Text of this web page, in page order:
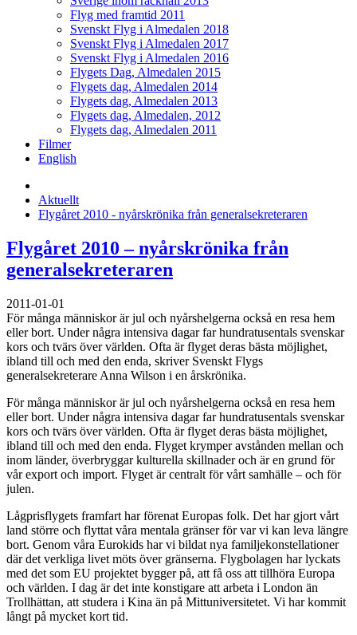
Flyg med framtid 2011
Svenskt Flyg i Almedalen 2018
Svenskt Flyg i Almedalen 2017
Svenskt Flyg i Almedalen 2016
Flygets Dag, Almedalen 2015
Flygets dag, Almedalen 2014
Flygets dag, Almedalen 2013
Flygets dag, Almedalen, 2012
Flygets dag, Almedalen 2011
Filmer
English
Aktuellt
Flygåret 2010 - nyårskrönika från generalsekreteraren
Flygåret 2010 – nyårskrönika från
generalsekreteraren
2011-01-01
För många människor är jul och nyårshelgerna också en resa hem
eller bort. Under några intensiva dagar far hundratusentals svenskar
kors och tvärs över världen. Ofta är flyget deras bästa möjlighet,
ibland till och med den enda, skriver Svenskt Flygs
generalsekreterare Anna Wilson i en årskrönika.
För många människor är jul och nyårshelgerna också en resa hem
eller bort. Under några intensiva dagar far hundratusentals svenskar
kors och tvärs över världen. Ofta är flyget deras bästa möjlighet,
ibland till och med den enda. Flyget krymper avstånden mellan och
inom länder, överbryggar kulturella skillnader och är en grund för
vår export och import. Flyget är centralt för vårt samhälle – och för
julen.
Lågprisflygets framfart har förenat Europas folk. Det har gjort vårt
land större och flyttat våra mentala gränser för var vi kan leva längre
bort. Genom våra Eurokids har vi bildat nya familjekonstellationer
där det verkliga livet möts över gränserna. Flygbolagen har lyckats
med det som EU projektet bygger på, att få oss att tillhöra Europa
och världen. I dag är det inte konstigare att arbeta i London än
Trollhättan, att studera i Kina än på Mittuniversitetet. Vi har kommit
långt på mycket kort tid.